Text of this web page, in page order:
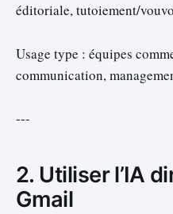
éditoriale, tutoiement/
Usage type : équipes
communication,
---
2. Utiliser l’IA
Gmail